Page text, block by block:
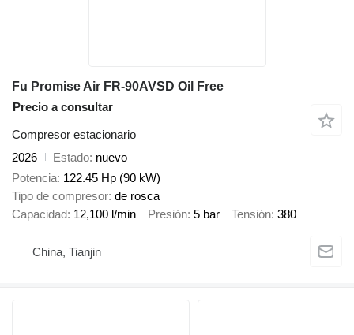
Fu Promise Air FR-90AVSD Oil Free
Precio a consultar
Compresor estacionario
2026
Estado nuevo
Potencia 122.45 Hp (90 kW)
Tipo de compresor de rosca
Capacidad 12,100 l/min Presión 5 bar Tensión 380
China, Tianjin